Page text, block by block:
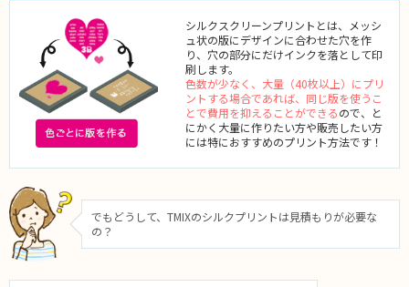
シルクスクリーンプリントとは、メッシ
ュ状の版にデザインに合わせた穴を作
り、穴の部分にだけインクを落として印
刷します。
色数が少なく、大量（40枚以上）にプリ
ントする場合であれば、同じ版を使うこ
とで費用を抑えることができるので、と
にかく大量に作りたい方や販売したい方
には特におすすめのプリント方法です！
でもどうして、TMIXのシルクプリントは見積もりが必要な
の？